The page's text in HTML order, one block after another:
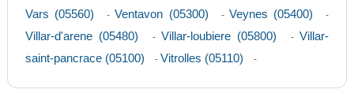
Vars (05560) - Ventavon (05300) - Veynes (05400) -
Villar-d'arene (05480) - Villar-loubiere (05800) - Villar-
saint-pancrace (05100)
- Vitrolles (05110) -